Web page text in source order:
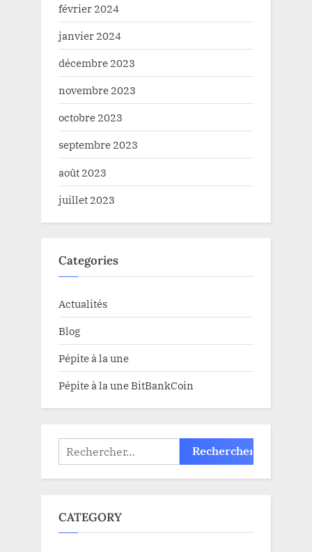
février 2024
janvier 2024
décembre 2023
novembre 2023
octobre 2023
septembre 2023
août 2023
juillet 2023
Categories
Actualités
Blog
Pépite à la une
Pépite à la une BitBankCoin
Rechercher :
CATEGORY